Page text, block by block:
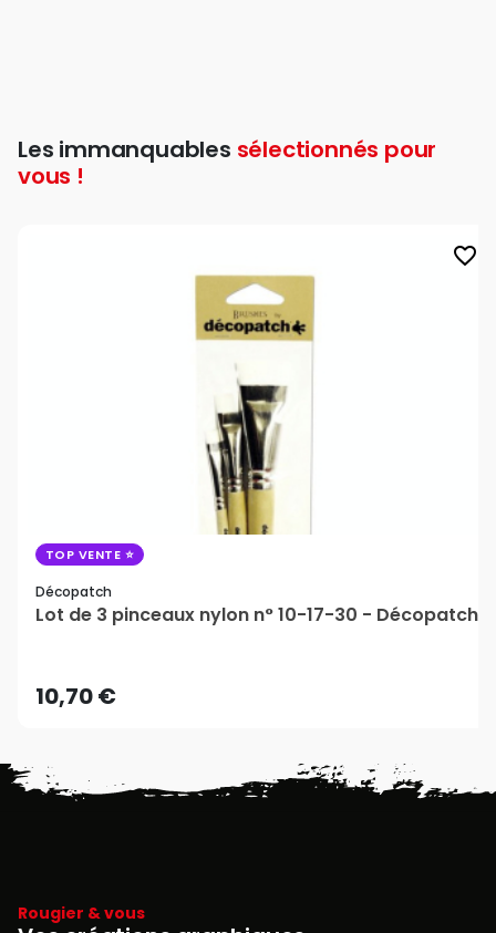
Les immanquables sélectionnés pour
vous !
favorite_border
TOP VENTE
Décopatch
Lot de 3 pinceaux nylon n° 10-17-30 - Décopatch
10,70 €
Rougier & vous